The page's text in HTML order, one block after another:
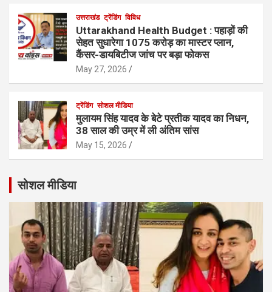
उत्तराखंड ट्रेंडिंग विविध
Uttarakhand Health Budget : पहाड़ों की
सेहत सुधारेगा 1075 करोड़ का मास्टर प्लान,
कैंसर-डायबिटीज जांच पर बड़ा फोकस
May 27, 2026
ट्रेंडिंग सोशल मीडिया
मुलायम सिंह यादव के बेटे प्रतीक यादव का निधन,
38 साल की उम्र में ली अंतिम सांस
May 15, 2026
सोशल मीडिया